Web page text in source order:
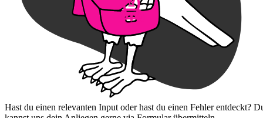
Hast du einen relevanten Input oder hast du einen Fehler entdeckt?